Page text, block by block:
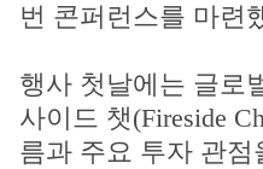
번 콘퍼런스를 마련
행사 첫날에는 글로
사이드 챗(Fireside
름과 주요 투자 관